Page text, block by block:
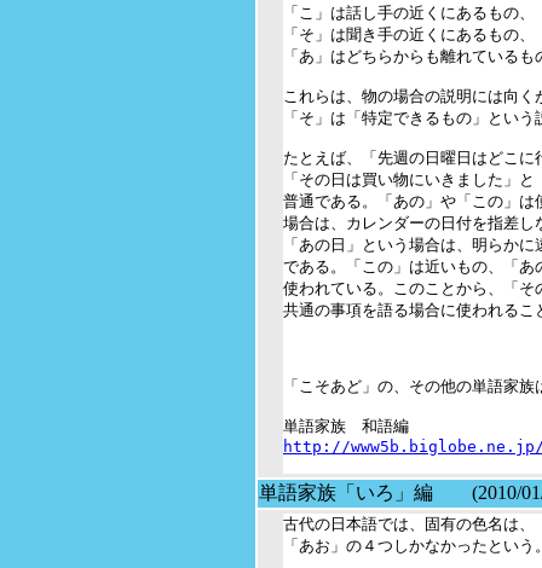
「こ」は話し手の近くにあるもの、
「そ」は聞き手の近くにあるもの、
「あ」はどちらからも離れているも
これらは、物の場合の説明には向
「そ」は「特定できるもの」とい
たとえば、「先週の日曜日はどこ
「その日は買い物にいきました」
普通である。「あの」や「この」
場合は、カレンダーの日付を指差
「あの日」という場合は、明らか
である。「この」は近いもの、「
使われている。このことから、「
共通の事項を語る場合に使われるこ
「こそあど」の、その他の単語家
http://
単語家族「いろ」編 (2010/
古代の日本語では、固有の色名は、
「あお」の４つしかなかったという